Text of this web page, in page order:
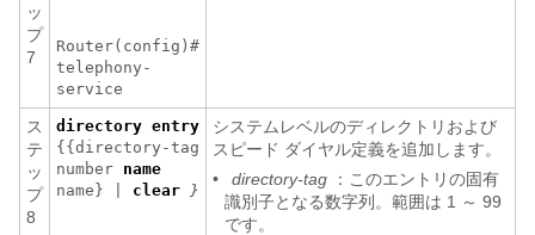
ッ
プ
7
Router(config)#
telephony-
service
ス
テ
ッ
プ
8
directory entry
{{directory-tag
number name
name} | clear }
システムレベルのディレクトリおよび
スピード ダイヤル定義を追加します。
•
directory-tag ：このエントリの固有
識別子となる数字列。範囲は 1 ～ 99
です。